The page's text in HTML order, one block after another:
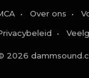
• Over ons •
•
2026